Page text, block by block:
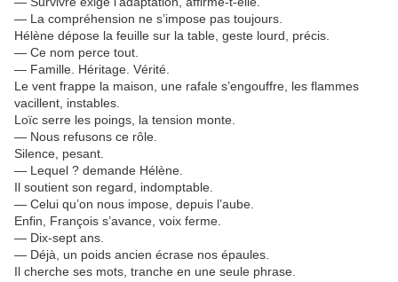
— La compréhension ne s’impose pas toujours.
Hélène dépose la feuille sur la table, geste lourd, précis.
— Ce nom perce tout.
— Famille. Héritage. Vérité.
Le vent frappe la maison, une rafale s’engouffre, les flammes
vacillent, instables.
Loïc serre les poings, la tension monte.
— Nous refusons ce rôle.
Silence, pesant.
— Lequel ? demande Hélène.
Il soutient son regard, indomptable.
— Celui qu’on nous impose, depuis l’aube.
Enfin, François s’avance, voix ferme.
— Dix-sept ans.
— Déjà, un poids ancien écrase nos épaules.
Il cherche ses mots, tranche en une seule phrase.